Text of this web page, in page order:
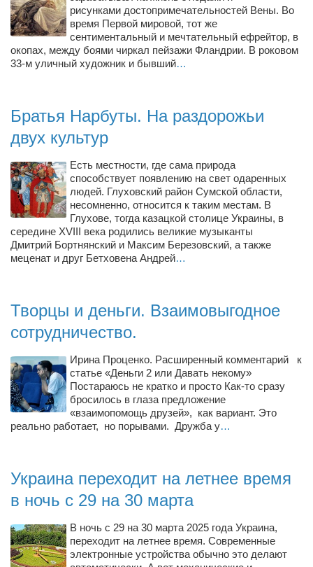
Александр Гвоздик
Александр Кугук
Музыканты
Денис Федченко
Звукорежиссёры
Alfom Studio
Guitarproduction Studio
Писатели
Поэты
Режиссёры
Надія Белокур
Анна Гидора
Леонтий Костур
Римма Миленкова
Ирина Проценко
Александр Садовский
Марина Фенота
Он и Она
рисунками достопримечательностей Вены. Во
время Первой мировой, тот же
сентиментальный и мечтательный ефрейтор, в
окопах, между боями чиркал пейзажи Фландрии. В роковом
33-м уличный художник и бывший…
Братья Нарбуты. На раздорожьи
двух культур
Есть местности, где сама природа
способствует появлению на свет одаренных
людей. Глуховский район Сумской области,
несомненно, относится к таким местам. В
Глухове, тогда казацкой столице Украины, в
середине XVIII века родились великие музыканты
Дмитрий Бортнянский и Максим Березовский, а также
меценат и друг Бетховена Андрей…
Творцы и деньги. Взаимовыгодное
сотрудничество.
Ирина Проценко. Расширенный комментарий к
статье «Деньги 2 или Давать некому»
Постараюсь не кратко и просто Как-то сразу
бросилось в глаза предложение
«взаимопомощь друзей», как вариант. Это
реально работает, но порывами. Дружба у…
Украина переходит на летнее время
в ночь с 29 на 30 марта
В ночь с 29 на 30 марта 2025 года Украина,
переходит на летнее время. Современные
электронные устройства обычно это делают